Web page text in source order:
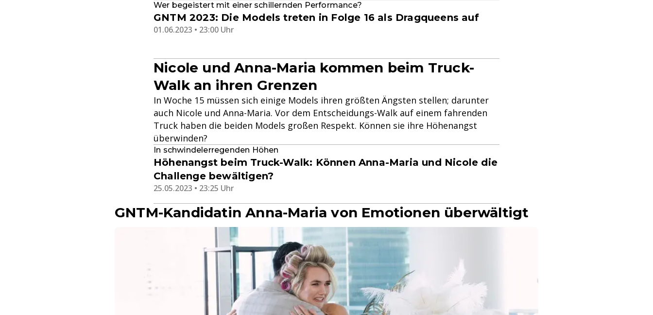
Wer begeistert mit einer schillernden Performance?
GNTM 2023: Die Models treten in Folge 16 als Dragqueens auf
01.06.2023 • 23:00 Uhr
Nicole und Anna-Maria kommen beim Truck-
Walk an ihren Grenzen
In Woche 15 müssen sich einige Models ihren größten Ängsten stellen; darunter
auch Nicole und Anna-Maria. Vor dem Entscheidungs-Walk auf einem fahrenden
Truck haben die beiden Models großen Respekt. Können sie ihre Höhenangst
überwinden?
In schwindelerregenden Höhen
Höhenangst beim Truck-Walk: Können Anna-Maria und Nicole die
Challenge bewältigen?
25.05.2023 • 23:25 Uhr
GNTM-Kandidatin Anna-Maria von Emotionen überwältigt